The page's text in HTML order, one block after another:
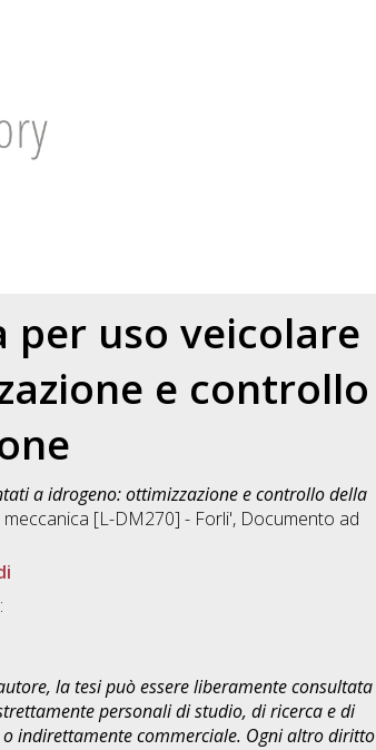
uso veicolare
e controllo
a idrogeno: ottimizzazione e controllo della
meccanica [L-DM270] - Forli', Documento ad
la tesi può essere liberamente consultata
personali di studio, di ricerca e di
indirettamente commerciale. Ogni altro diritto